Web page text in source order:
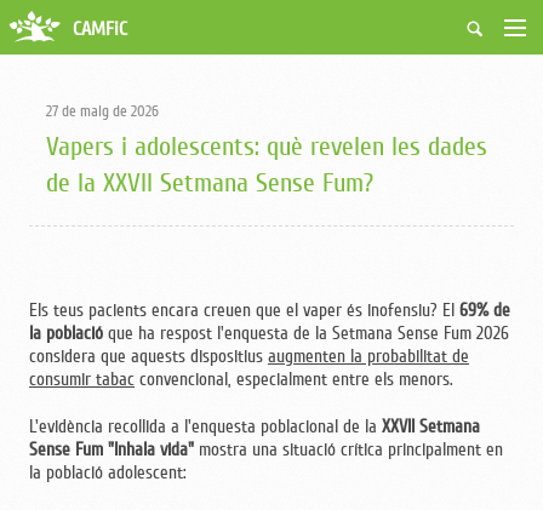
Qui som
Activitats
Borsa de treball
Ciutadans
CAMFiC
27 de maig de 2026
Vapers i adolescents: què revelen les dades
de la XXVII Setmana Sense Fum?
Els teus pacients encara creuen que el vaper és inofensiu? El 69% de
la població que ha respost l'enquesta de la Setmana Sense Fum 2026
considera que aquests dispositius augmenten la probabilitat de
consumir tabac convencional, especialment entre els menors.
L'evidència recollida a l'enquesta poblacional de la XXVII Setmana
Sense Fum "Inhala vida" mostra una situació crítica principalment en
la població adolescent: